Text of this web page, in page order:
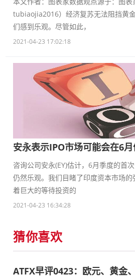
tubiaojia2016）经济复苏无法阻挡黄
们感到乐观。尽管如此，
2021-04-23 17:02:18
安永表示IPO市场可能会在6
咨询公司安永(EY)估计，6月季度的首
仍然乐观。我们目睹了印度资本市场
着巨大的等待投资的
2021-04-23 16:34:28
猜你喜欢
ATFX早评0423：欧元、黄金